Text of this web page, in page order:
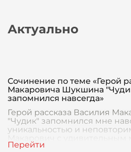
Актуально
Сочинение по теме «Герой
Макаровича Шукшина
запомнился навсегда»
Герой рассказа Василия
"Чудик" запомнился мне
уникальностью и
Макарович с удивительным
воплотить в этом